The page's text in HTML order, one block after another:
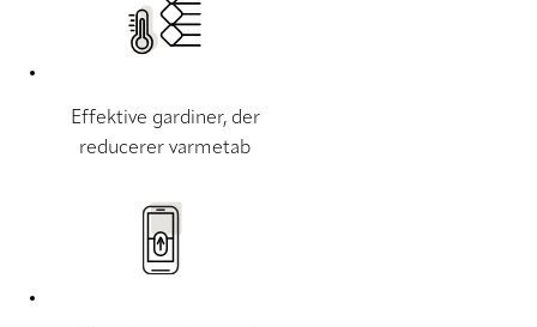
Effektive gardiner, der
reducerer varmetab